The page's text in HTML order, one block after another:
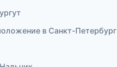
в Санкт-Петербург